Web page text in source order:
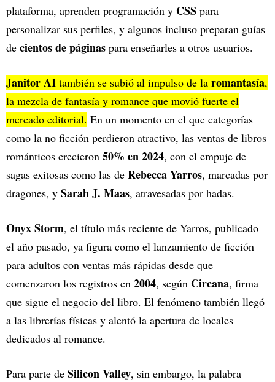
plataforma, aprenden programación y CSS para
personalizar sus perfiles, y algunos incluso preparan guías
de cientos de páginas para enseñarles a otros usuarios.
Janitor AI también se subió al impulso de la romantasía,
la mezcla de fantasía y romance que movió fuerte el
mercado editorial. En un momento en el que categorías
como la no ficción perdieron atractivo, las ventas de libros
románticos crecieron 50% en 2024, con el empuje de
sagas exitosas como las de Rebecca Yarros, marcadas por
dragones, y Sarah J. Maas, atravesadas por hadas.
Onyx Storm, el título más reciente de Yarros, publicado
el año pasado, ya figura como el lanzamiento de ficción
para adultos con ventas más rápidas desde que
comenzaron los registros en 2004, según Circana, firma
que sigue el negocio del libro. El fenómeno también llegó
a las librerías físicas y alentó la apertura de locales
dedicados al romance.
Para parte de Silicon Valley, sin embargo, la palabra